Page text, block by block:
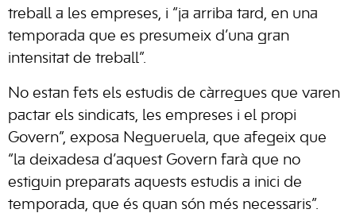
treball a les empreses, i “ja arriba tard, en una
temporada que es presumeix d’una gran
intensitat de treball”.
No estan fets els estudis de càrregues que varen
pactar els sindicats, les empreses i el propi
Govern”, exposa Negueruela, que afegeix que
“la deixadesa d’aquest Govern farà que no
estiguin preparats aquests estudis a inici de
temporada, que és quan són més necessaris”.